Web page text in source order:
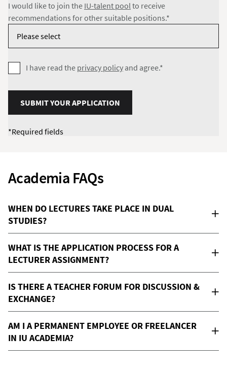
I would like to join the IU-talent poolto receive
recommendations for other suitable positions.*
I have read the privacy policy and agree.*
SUBMIT YOUR APPLICATION
*Required fields
Academia FAQs
WHEN DO LECTURES TAKE PLACE IN DUAL
STUDIES?
WHAT IS THE APPLICATION PROCESS FOR A
LECTURER ASSIGNMENT?
IS THERE A TEACHER FORUM FOR DISCUSSION &
EXCHANGE?
AM I A PERMANENT EMPLOYEE OR FREELANCER
IN IU ACADEMIA?